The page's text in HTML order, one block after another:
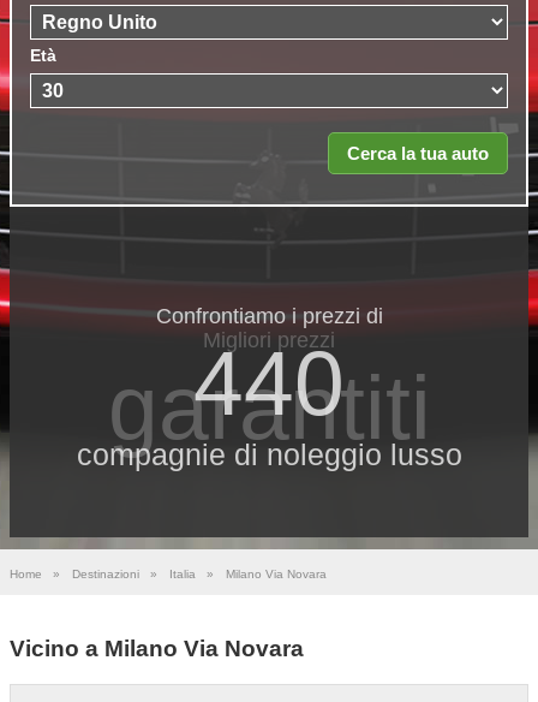
Età
Confrontiamo i prezzi di
440
compagnie di noleggio lusso
Migliori prezzi
garantiti
Home » Destinazioni » Italia » Milano Via Novara
Vicino a Milano Via Novara